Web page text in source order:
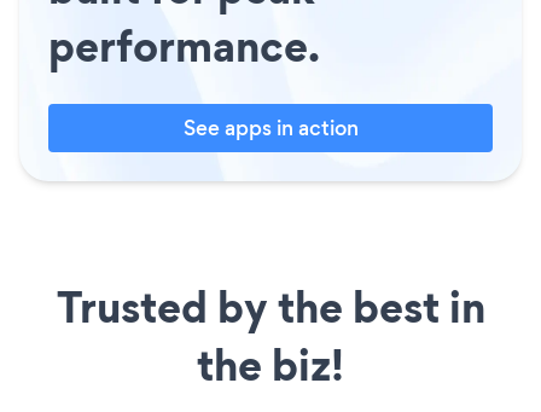
performance.
See apps in action
Trusted by the best in
the biz!